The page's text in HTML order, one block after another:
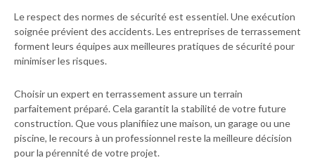
Le respect des normes de sécurité est essentiel. Une exécution
soignée prévient des accidents. Les entreprises de terrassement
forment leurs équipes aux meilleures pratiques de sécurité pour
minimiser les risques.
Choisir un expert en terrassement assure un terrain
parfaitement préparé. Cela garantit la stabilité de votre future
construction. Que vous planifiiez une maison, un garage ou une
piscine, le recours à un professionnel reste la meilleure décision
pour la pérennité de votre projet.